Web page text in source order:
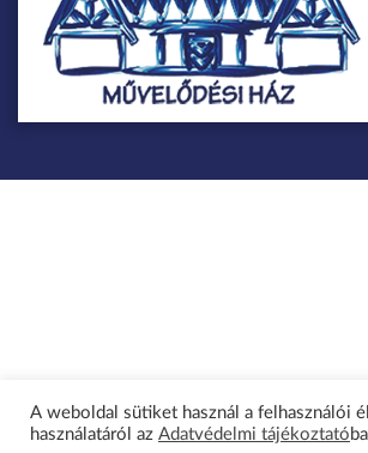
A weboldal sütiket használ a felhasználói
használatáról az Adatvédelmi tájékoztató